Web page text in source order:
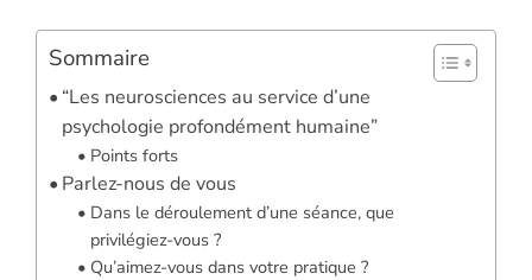
Sommaire
“Les neurosciences au service d’une
psychologie profondément humaine”
Points forts
Parlez-nous de vous
Dans le déroulement d’une séance, que
privilégiez-vous ?
Qu’aimez-vous dans votre pratique ?